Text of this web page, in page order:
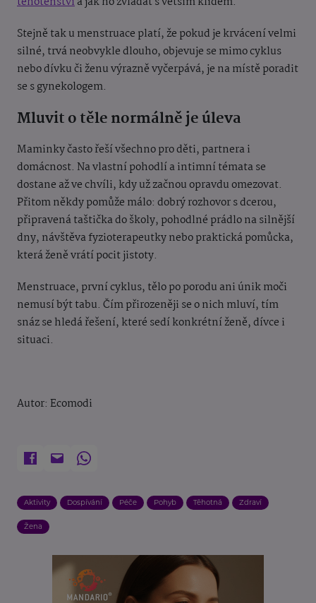
Stejně tak u menstruace platí, že pokud je krvácení velmi
silné, trvá neobvykle dlouho, objevuje se mimo cyklus
nebo dívku či ženu výrazně vyčerpává, je na místě poradit
se s gynekologem.
Mluvit o těle normálně je úleva
Maminky často řeší všechno pro děti, partnera i
domácnost. Na vlastní pohodlí a intimní témata se
dostane až ve chvíli, kdy už začnou opravdu omezovat.
Přitom někdy pomůže málo: dobrý rozhovor s dcerou,
připravená taštička do školy, pohodlné prádlo na silnější
dny, návštěva fyzioterapeutky nebo praktická pomůcka,
která ženě vrátí pocit jistoty.
Menstruace, první cyklus, tělo po porodu ani únik moči
nemusí být tabu. Čím přirozeněji se o nich mluví, tím
snáz se hledá řešení, které sedí konkrétní ženě, dívce i
situaci.
Autor: Ecomodi
Aktivity Dospívání Péče Pohyb Těhotná Zdraví
Žena